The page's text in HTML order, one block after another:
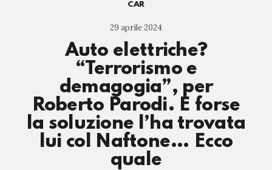
CAR
29 aprile 2024
Auto elettriche?
“Terrorismo e
demagogia”, per
Roberto Parodi. E forse
la soluzione l’ha trovata
lui col Naftone… Ecco
quale